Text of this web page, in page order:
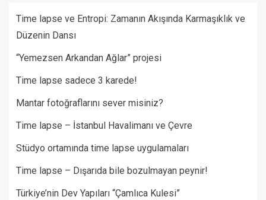
Time lapse ve Entropi: Zamanın Akışında Karmaşıklık ve
Düzenin Dansı
“Yemezsen Arkandan Ağlar” projesi
Time lapse sadece 3 karede!
Mantar fotoğraflarını sever misiniz?
Time lapse – İstanbul Havalimanı ve Çevre
Stüdyo ortamında time lapse uygulamaları
Time lapse – Dışarıda bile bozulmayan peynir!
Türkiye’nin Dev Yapıları “Çamlıca Kulesi”